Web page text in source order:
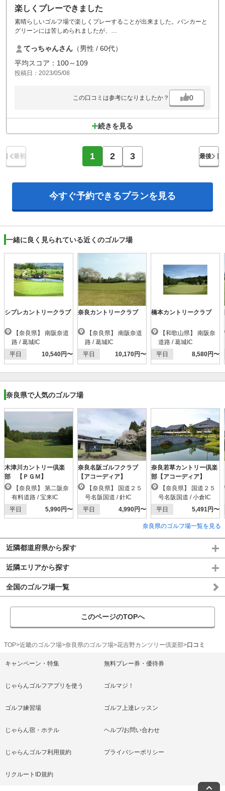
楽しくプレーできました
素晴らしいゴルフ場で楽しくプレーすることが出来ました。バンカーと
グリーンには苦しめられましたが、
てっちゃんさん （男性 / 60代）
平均スコア：100～109
投稿日：2023/05/08
この口コミは参考になりましたか？ 0
続きを見る
最初 1 2 3 最後
今すぐ予約できるプランを見る
一緒に良く見られている近くのゴルフ場
シプレカントリークラブ
路 / 葛城IC
平日
10,540円〜
奈良カントリークラブ
路 / 葛城IC
平日
10,170円〜
橋本カントリークラブ
道路 / 葛城IC
平日
8,580円〜
奈良県で人気のゴルフ場
木津川カントリー倶楽
部 【ＰＧＭ】
有料道路 / 宝来IC
平日
5,990円〜
奈良名阪ゴルフクラブ
【アコーディア】
号名阪国道 / 針IC
平日
4,990円〜
奈良若草カントリー倶楽
部【アコーディア】
号名阪国道 / 小倉IC
平日
5,491円〜
奈良県のゴルフ場一覧を見る
近隣都道府県から探す
近隣エリアから探す
全国のゴルフ場一覧
このページのTOPへ
TOP 近畿のゴルフ場 奈良県のゴルフ場 花吉野カンツリー倶楽部 口コミ
キャンペーン・特集 無料プレー券・優待券
じゃらんゴルフアプリを使う ゴルマジ！
ゴルフ練習場 ゴルフ上達レッスン
じゃらん宿・ホテル ヘルプ/お問い合わせ
じゃらんゴルフ利用規約 プライバシーポリシー
リクルートID規約